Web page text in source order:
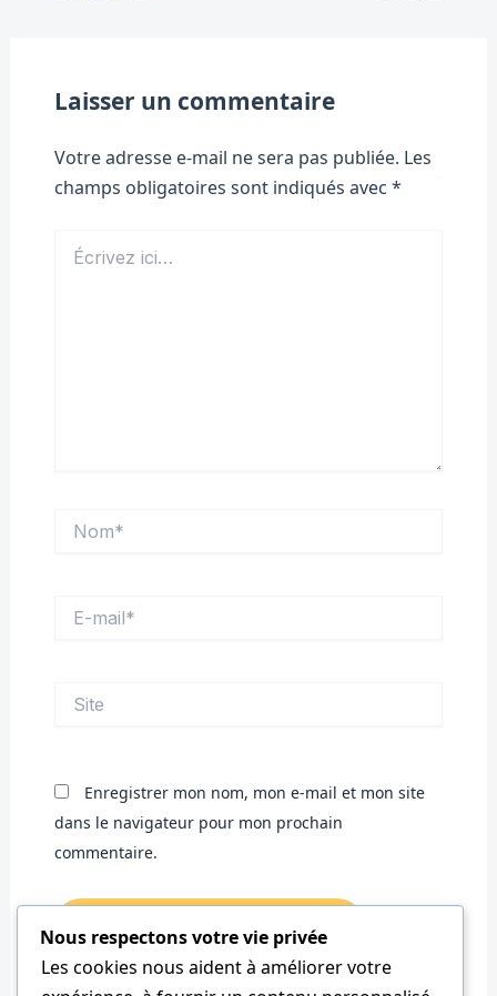
Laisser un commentaire
Votre adresse e-mail ne sera pas publiée. Les
champs obligatoires sont indiqués avec *
ici…
mail*
Enregistrer mon nom, mon e-mail et mon site
dans le navigateur pour mon prochain
commentaire.
Nous respectons votre vie privée
Les cookies nous aident à améliorer votre